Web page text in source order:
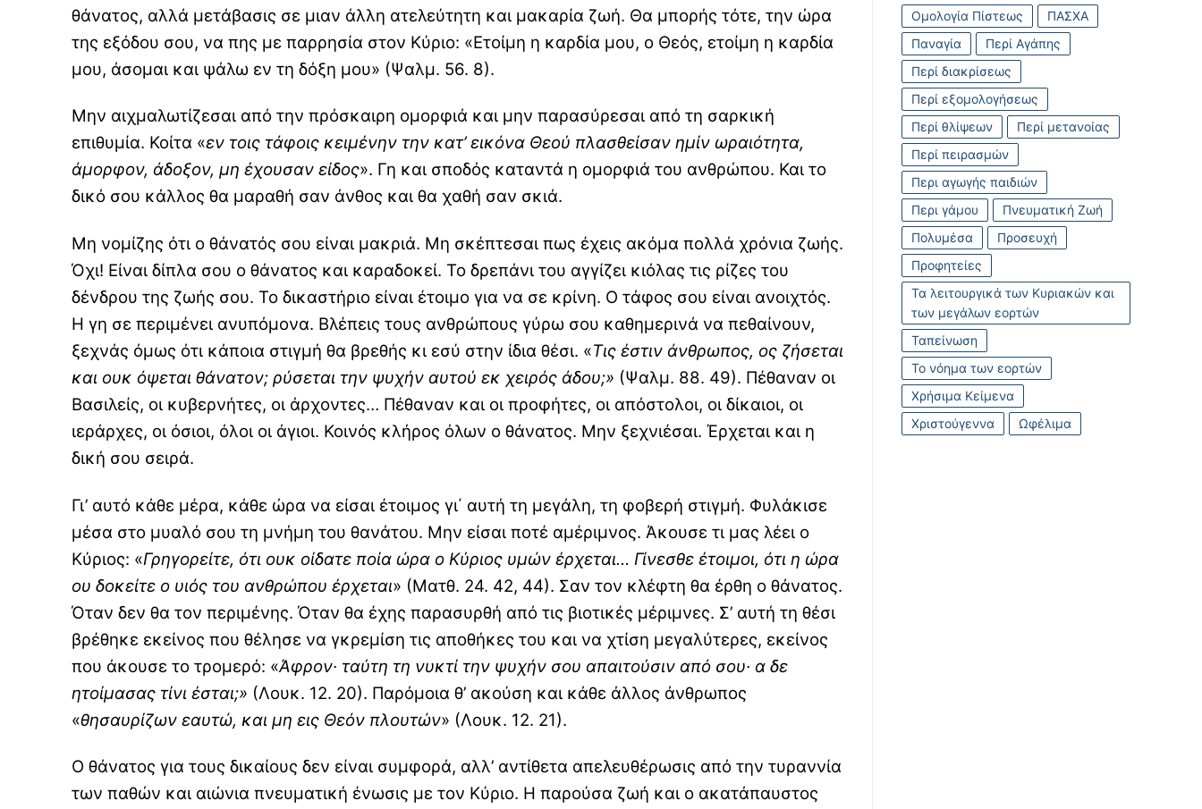
θάνατος, αλλά μετάβασις σε μιαν άλλη ατελεύτητη και μακαρία ζωή. Θα μπορής τότε, την ώρα
της εξόδου σου, να πης με παρρησία στον Κύριο: «Ετοίμη η καρδία μου, ο Θεός, ετοίμη η καρδία
μου, άσομαι και ψάλω εν τη δόξη μου» (Ψαλμ. 56. 8).
Μην αιχμαλωτίζεσαι από την πρόσκαιρη ομορφιά και μην παρασύρεσαι από τη σαρκική
επιθυμία. Κοίτα «εν τοις τάφοις κειμένην την κατ’ εικόνα Θεού πλασθείσαν ημίν ωραιότητα,
άμορφον, άδοξον, μη έχουσαν είδος». Γη και σποδός καταντά η ομορφιά του ανθρώπου. Και το
δικό σου κάλλος θα μαραθή σαν άνθος και θα χαθή σαν σκιά.
Μη νομίζης ότι ο θάνατός σου είναι μακριά. Μη σκέπτεσαι πως έχεις ακόμα πολλά χρόνια ζωής.
Όχι! Είναι δίπλα σου ο θάνατος και καραδοκεί. Το δρεπάνι του αγγίζει κιόλας τις ρίζες του
δένδρου της ζωής σου. Το δικαστήριο είναι έτοιμο για να σε κρίνη. Ο τάφος σου είναι ανοιχτός.
Η γη σε περιμένει ανυπόμονα. Βλέπεις τους ανθρώπους γύρω σου καθημερινά να πεθαίνουν,
ξεχνάς όμως ότι κάποια στιγμή θα βρεθής κι εσύ στην ίδια θέσι. «Τις έστιν άνθρωπος, ος ζήσεται
και ουκ όψεται θάνατον; ρύσεται την ψυχήν αυτού εκ χειρός άδου;» (Ψαλμ. 88. 49). Πέθαναν οι
Βασιλείς, οι κυβερνήτες, οι άρχοντες… Πέθαναν και οι προφήτες, οι απόστολοι, οι δίκαιοι, οι
ιεράρχες, οι όσιοι, όλοι οι άγιοι. Κοινός κλήρος όλων ο θάνατος. Μην ξεχνιέσαι. Έρχεται και η
δική σου σειρά.
Γι’ αυτό κάθε μέρα, κάθε ώρα να είσαι έτοιμος γι΄ αυτή τη μεγάλη, τη φοβερή στιγμή. Φυλάκισε
μέσα στο μυαλό σου τη μνήμη του θανάτου. Μην είσαι ποτέ αμέριμνος. Άκουσε τι μας λέει ο
Κύριος: «Γρηγορείτε, ότι ουκ οίδατε ποία ώρα ο Κύριος υμών έρχεται… Γίνεσθε έτοιμοι, ότι η ώρα
ου δοκείτε ο υιός του ανθρώπου έρχεται» (Ματθ. 24. 42, 44). Σαν τον κλέφτη θα έρθη ο θάνατος.
Όταν δεν θα τον περιμένης. Όταν θα έχης παρασυρθή από τις βιοτικές μέριμνες. Σ’ αυτή τη θέσι
βρέθηκε εκείνος που θέλησε να γκρεμίση τις αποθήκες του και να χτίση μεγαλύτερες, εκείνος
που άκουσε το τρομερό: «Άφρον· ταύτη τη νυκτί την ψυχήν σου απαιτούσιν από σου· α δε
ητοίμασας τίνι έσται;» (Λουκ. 12. 20). Παρόμοια θ’ ακούση και κάθε άλλος άνθρωπος
«θησαυρίζων εαυτώ, και μη εις Θεόν πλουτών» (Λουκ. 12. 21).
Ο θάνατος για τους δικαίους δεν είναι συμφορά, αλλ’ αντίθετα απελευθέρωσις από την τυραννία
των παθών και αιώνια πνευματική ένωσις με τον Κύριο. Η παρούσα ζωή και ο ακατάπαυστος
Ομολογία Πίστεως
ΠΑΣΧΑ
Παναγία
Περί Αγάπης
Περί διακρίσεως
Περί εξομολογήσεως
Περί θλίψεων
Περί μετανοίας
Περί πειρασμών
Περι αγωγής παιδιών
Περι γάμου
Πνευματική Ζωή
Πολυμέσα
Προσευχή
Προφητείες
Τα λειτουργικά των Κυριακών και
των μεγάλων εορτών
Ταπείνωση
Το νόημα των εορτών
Χρήσιμα Κείμενα
Χριστούγεννα
Ωφέλιμα